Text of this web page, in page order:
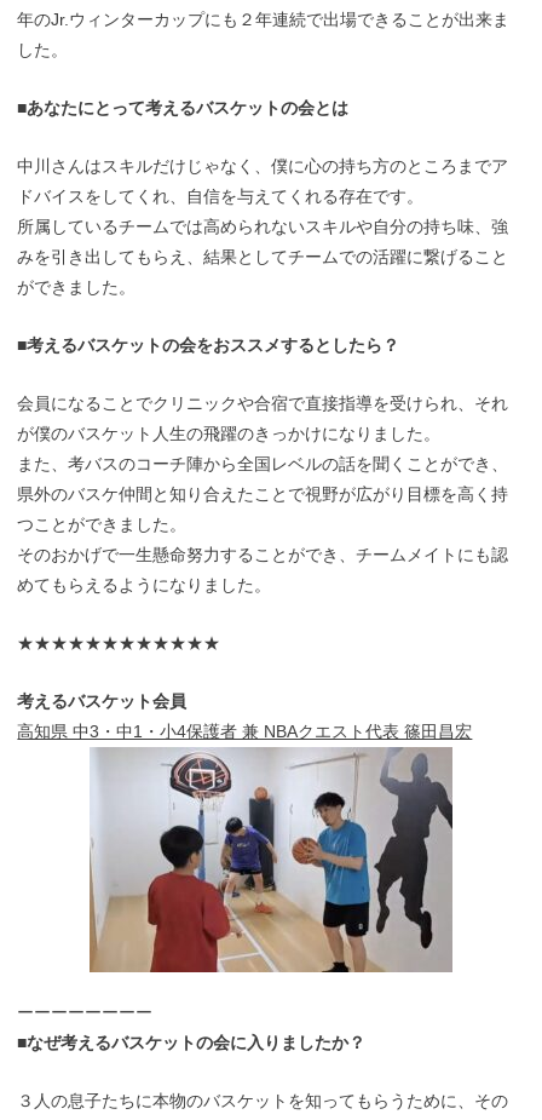
年のJr.ウィンターカップにも２年連続で出場できることが出来ま
した。
■あなたにとって考えるバスケットの会とは
中川さんはスキルだけじゃなく、僕に心の持ち方のところまでア
ドバイスをしてくれ、自信を与えてくれる存在です。
所属しているチームでは高められないスキルや自分の持ち味、強
みを引き出してもらえ、結果としてチームでの活躍に繋げること
ができました。
■考えるバスケットの会をおススメするとしたら？
会員になることでクリニックや合宿で直接指導を受けられ、それ
が僕のバスケット人生の飛躍のきっかけになりました。
また、考バスのコーチ陣から全国レベルの話を聞くことができ、
県外のバスケ仲間と知り合えたことで視野が広がり目標を高く持
つことができました。
そのおかげで一生懸命努力することができ、チームメイトにも認
めてもらえるようになりました。
★★★★★★★★★★★★
考えるバスケット会員
高知県 中3・中1・小4保護者 兼 NBAクエスト代表 篠田昌宏
ーーーーーーーー
■なぜ考えるバスケットの会に入りましたか？
３人の息子たちに本物のバスケットを知ってもらうために、その